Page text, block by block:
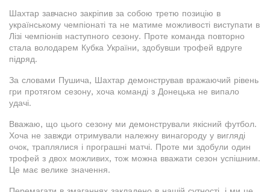
Шахтар завчасно закріпив за собою третю позицію в
українському чемпіонаті та не матиме можливості виступати в
Лізі чемпіонів наступного сезону. Проте команда повторно
стала володарем Кубка України, здобувши трофей вдруге
підряд.
За словами Пушича, Шахтар демонстрував вражаючий рівень
гри протягом сезону, хоча команді з Донецька не випало
удачі.
Вважаю, що цього сезону ми демонстрували якісний футбол.
Хоча не завжди отримували належну винагороду у вигляді
очок, траплялися і програшні матчі. Проте ми здобули один
трофей з двох можливих, тож можна вважати сезон успішним.
Це має велике значення.